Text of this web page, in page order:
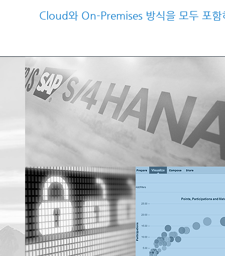
Cloud와 On-Premises 방식을 모두 포